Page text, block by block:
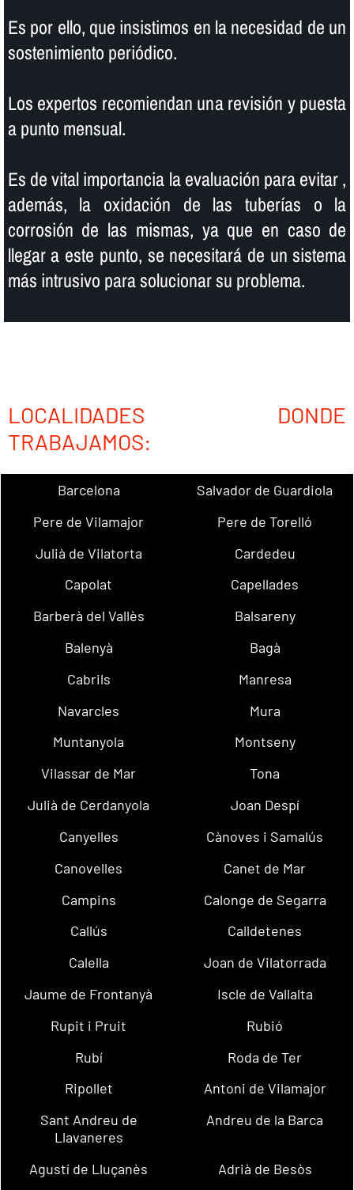
Es por ello, que insistimos en la necesidad de un
sostenimiento periódico.
Los expertos recomiendan una revisión y puesta
a punto mensual.
Es de vital importancia la evaluación para evitar ,
además, la oxidación de las tuberí­as o la
corrosión de las mismas, ya que en caso de
llegar a este punto, se necesitará de un sistema
más intrusivo para solucionar su problema.
LOCALIDADES DONDE
TRABAJAMOS:
Barcelona
Salvador de Guardiola
Pere de Vilamajor
Pere de Torelló
Julià de Vilatorta
Cardedeu
Capolat
Capellades
Barberà del Vallès
Balsareny
Balenyà
Bagà
Cabrils
Manresa
Navarcles
Mura
Muntanyola
Montseny
Vilassar de Mar
Tona
Julià de Cerdanyola
Joan Despí
Canyelles
Cànoves i Samalús
Canovelles
Canet de Mar
Campins
Calonge de Segarra
Callús
Calldetenes
Calella
Joan de Vilatorrada
Jaume de Frontanyà
Iscle de Vallalta
Rupit i Pruit
Rubió
Rubí
Roda de Ter
Ripollet
Antoni de Vilamajor
Sant Andreu de
Llavaneres
Andreu de la Barca
Agustí de Lluçanès
Adrià de Besòs